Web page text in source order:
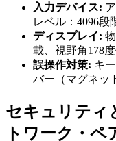
入力デバイス:
レベル：4096段
ディスプレイ:
載、視野角178度
誤操作対策: キ
バー（マグネッ
セキュリティ
トワーク・